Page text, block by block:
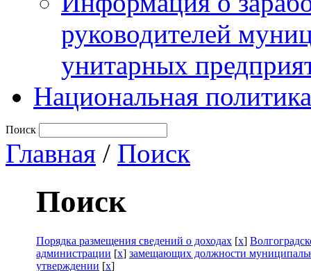
руководителей
унитарных
Национальная политика
Поиск
Главная / Поиск
Поиск
Порядка размещения сведений о доходах [x]
администрации [x] замещающих должности
утверждении [x]